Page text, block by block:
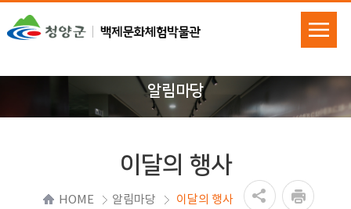
알림마당
이달의 행사
HOME 알림마당 이달의 행사